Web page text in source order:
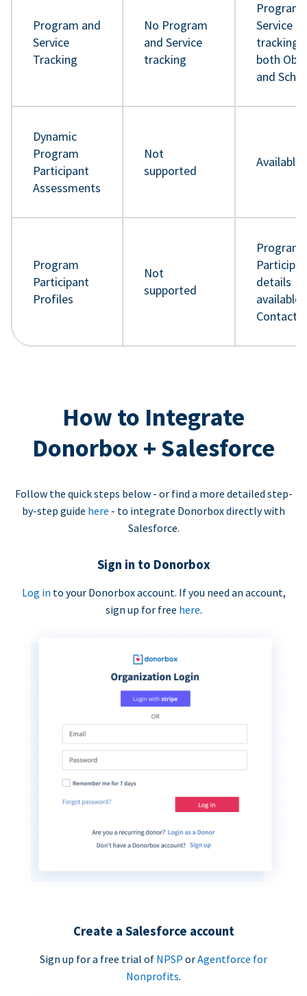
Program and
Service
Tracking
No Program
and Service
tracking
Program
Service
tracking
both
and
Dynamic
Program
Participant
Assessments
Not
supported
Available
Program
Participant
Profiles
Not
supported
Program
details
available
Contact
How to Integrate
Donorbox + Salesforce
Follow the quick steps below - or find a more detailed step-
by-step guide here - to integrate Donorbox directly with
Salesforce.
Sign in to Donorbox
Log in to your Donorbox account. If you need an account,
sign up for free here.
Create a Salesforce account
Sign up for a free trial of NPSP orAgentforce for
Nonprofits.